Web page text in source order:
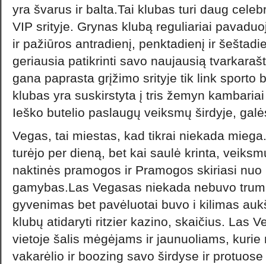
yra švarus ir balta.Tai klubas turi daug
VIP srityje. Grynas klubą reguliariai
ir pažiūros antradienį, penktadienį ir
geriausia patikrinti savo naujausią
gana paprasta grįžimo srityje tik link sporto
klubas yra suskirstyta į tris žemyn
Ieško butelio paslaugų veiksmų širdyje,
Vegas, tai miestas, kad tikrai niekada
turėjo per dieną, bet kai saulė krinta,
naktinės pramogos ir Pramogos skiriasi
gamybas.Las Vegasas niekada nebuvo
gyvenimas bet pavėluotai buvo i kilimas
klubų atidaryti ritzier kazino, skaičius. Las
vietoje šalis mėgėjams ir jaunuoliams,
vakarėlio ir boozing savo širdyse ir